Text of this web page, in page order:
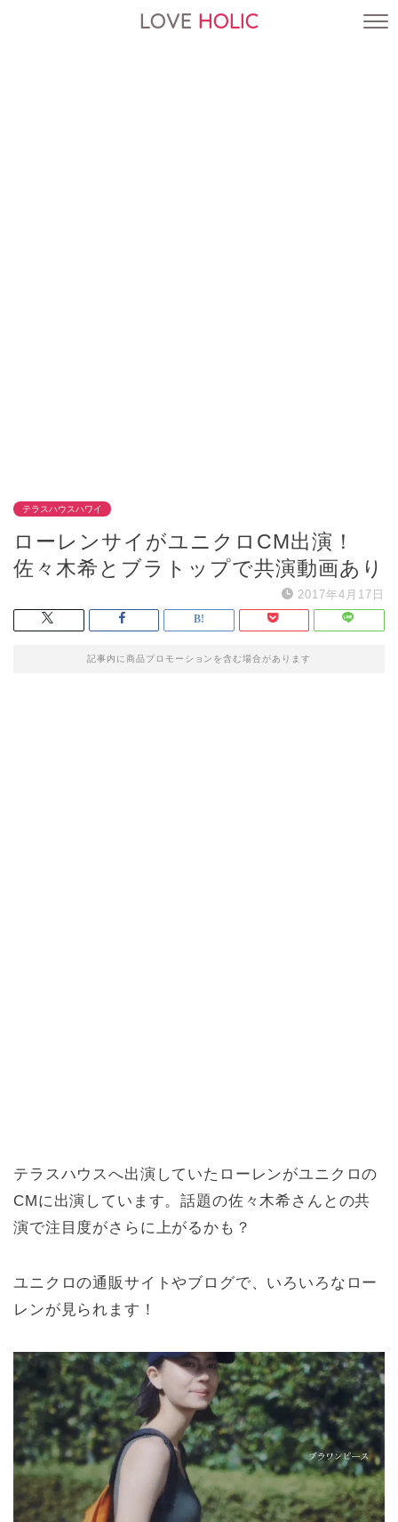
LOVE HOLIC
テラスハウスハワイ
ローレンサイがユニクロCM出演！
佐々木希とブラトップで共演動画あり
2017年4月17日
記事内に商品プロモーションを含む場合があります
テラスハウスへ出演していたローレンがユニクロの
CMに出演しています。話題の佐々木希さんとの共
演で注目度がさらに上がるかも？
ユニクロの通販サイトやブログで、いろいろなロー
レンが見られます！